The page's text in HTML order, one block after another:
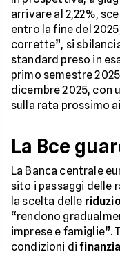
arrivare al 2,22%,
entro la fine del
corrette”, si
standard preso in
primo semestre
dicembre 2025, con
sulla rata prossimo
La Bce
La Banca centrale
sito i passaggi delle
la scelta delle
“rendono
imprese e famiglie”.
condizioni di